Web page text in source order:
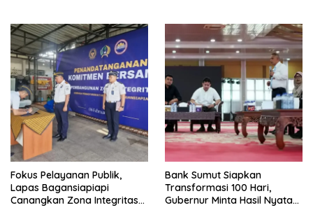
Fokus Pelayanan Publik,
Lapas Bagansiapiapi
Canangkan Zona Integritas
Bank Sumut Siapkan
Transformasi 100 Hari,
Gubernur Minta Hasil Nyata